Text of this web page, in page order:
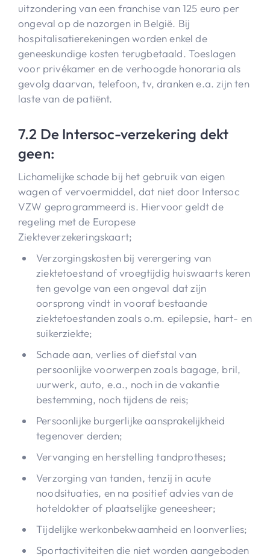
uitzondering van een franchise van 125 euro per
ongeval op de nazorgen in België. Bij
hospitalisatierekeningen worden enkel de
geneeskundige kosten terugbetaald. Toeslagen
voor privékamer en de verhoogde honoraria als
gevolg daarvan, telefoon, tv, dranken e.a. zijn ten
laste van de patiënt.
7.2 De Intersoc-verzekering dekt
geen:
Lichamelijke schade bij het gebruik van eigen
wagen of vervoermiddel, dat niet door Intersoc
VZW geprogrammeerd is. Hiervoor geldt de
regeling met de Europese
Ziekteverzekeringskaart;
Verzorgingskosten bij verergering van
ziektetoestand of vroegtijdig huiswaarts keren
ten gevolge van een ongeval dat zijn
oorsprong vindt in vooraf bestaande
ziektetoestanden zoals o.m. epilepsie, hart- en
suikerziekte;
Schade aan, verlies of diefstal van
persoonlijke voorwerpen zoals bagage, bril,
uurwerk, auto, e.a., noch in de vakantie
bestemming, noch tijdens de reis;
Persoonlijke burgerlijke aansprakelijkheid
tegenover derden;
Vervanging en herstelling tandprotheses;
Verzorging van tanden, tenzij in acute
noodsituaties, en na positief advies van de
hoteldokter of plaatselijke geneesheer;
Tijdelijke werkonbekwaamheid en loonverlies;
Sportactiviteiten die niet worden aangeboden